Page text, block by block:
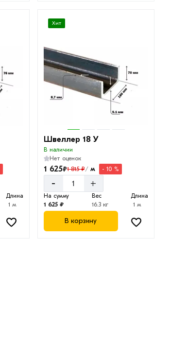
Длина
1 м
Хит
Швеллер 18 У
В наличии
Нет оценок
1 625₽1 815 ₽/ м - 10 %
- +
На сумму
1 625 ₽
Вес
16.3 кг
Длина
1 м
В корзину